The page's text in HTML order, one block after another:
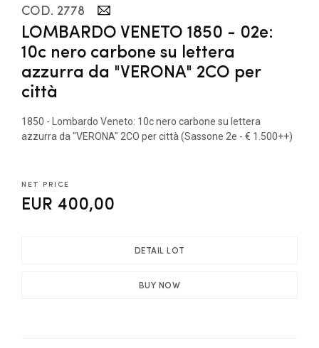
COD. 2778
LOMBARDO VENETO 1850 - 02e:
10c nero carbone su lettera
azzurra da "VERONA" 2CO per
città
1850 - Lombardo Veneto: 10c nero carbone su lettera
azzurra da "VERONA" 2CO per città (Sassone 2e - € 1.500++)
NET PRICE
EUR 400,00
DETAIL LOT
BUY NOW